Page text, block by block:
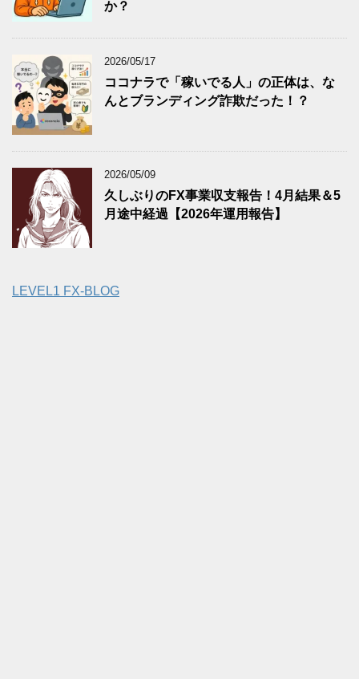
か？
2026/05/17
ココナラで「稼いでる人」の正体は、な
んとブランディング詐欺だった！？
2026/05/09
久しぶりのFX事業収支報告！4月結果＆5
月途中経過【2026年運用報告】
LEVEL1 FX-BLOG